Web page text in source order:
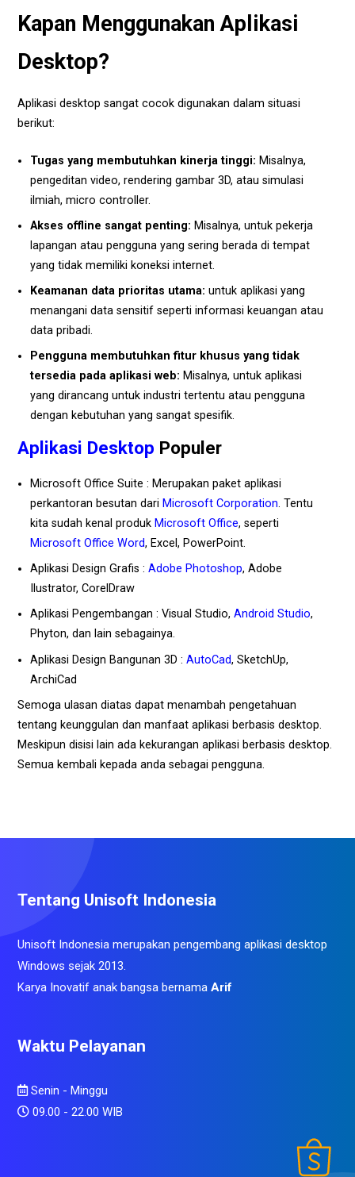
Kapan Menggunakan Aplikasi
Desktop?
Aplikasi desktop sangat cocok digunakan dalam situasi
berikut:
Tugas yang membutuhkan kinerja tinggi: Misalnya,
pengeditan video, rendering gambar 3D, atau simulasi
ilmiah, micro controller.
Akses offline sangat penting: Misalnya, untuk pekerja
lapangan atau pengguna yang sering berada di tempat
yang tidak memiliki koneksi internet.
Keamanan data prioritas utama: untuk aplikasi yang
menangani data sensitif seperti informasi keuangan atau
data pribadi.
Pengguna membutuhkan fitur khusus yang tidak
tersedia pada aplikasi web: Misalnya, untuk aplikasi
yang dirancang untuk industri tertentu atau pengguna
dengan kebutuhan yang sangat spesifik.
Aplikasi Desktop Populer
Microsoft Office Suite : Merupakan paket aplikasi
perkantoran besutan dari Microsoft Corporation. Tentu
kita sudah kenal produk Microsoft Office, seperti
Microsoft Office Word, Excel, PowerPoint.
Aplikasi Design Grafis :Adobe Photoshop, Adobe
Ilustrator, CorelDraw
Aplikasi Pengembangan : Visual Studio,Android Studio,
Phyton, dan lain sebagainya.
Aplikasi Design Bangunan 3D :AutoCad, SketchUp,
ArchiCad
Semoga ulasan diatas dapat menambah pengetahuan
tentang keunggulan dan manfaat aplikasi berbasis desktop.
Meskipun disisi lain ada kekurangan aplikasi berbasis desktop.
Semua kembali kepada anda sebagai pengguna.
Tentang Unisoft Indonesia
Unisoft Indonesia merupakan pengembang aplikasi desktop
Windows sejak 2013.
Karya Inovatif anak bangsa bernamaArif
Waktu Pelayanan
Senin - Minggu
09.00 - 22.00 WIB